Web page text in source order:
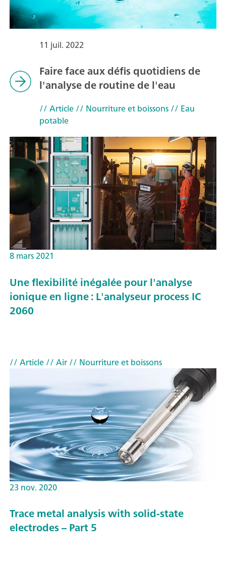
11 juil. 2022
Faire face aux défis quotidiens de
l'analyse de routine de l'eau
// Article// Nourriture et boissons// Eau
potable
8 mars 2021
Une flexibilité inégalée pour l'analyse
ionique en ligne : L'analyseur process IC
2060
// Article// Air// Nourriture et boissons
23 nov. 2020
Trace metal analysis with solid-state
electrodes – Part 5